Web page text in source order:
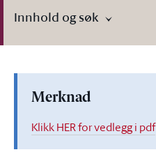
Innhold og søk
Merknad
Klikk HER for vedlegg i pdf